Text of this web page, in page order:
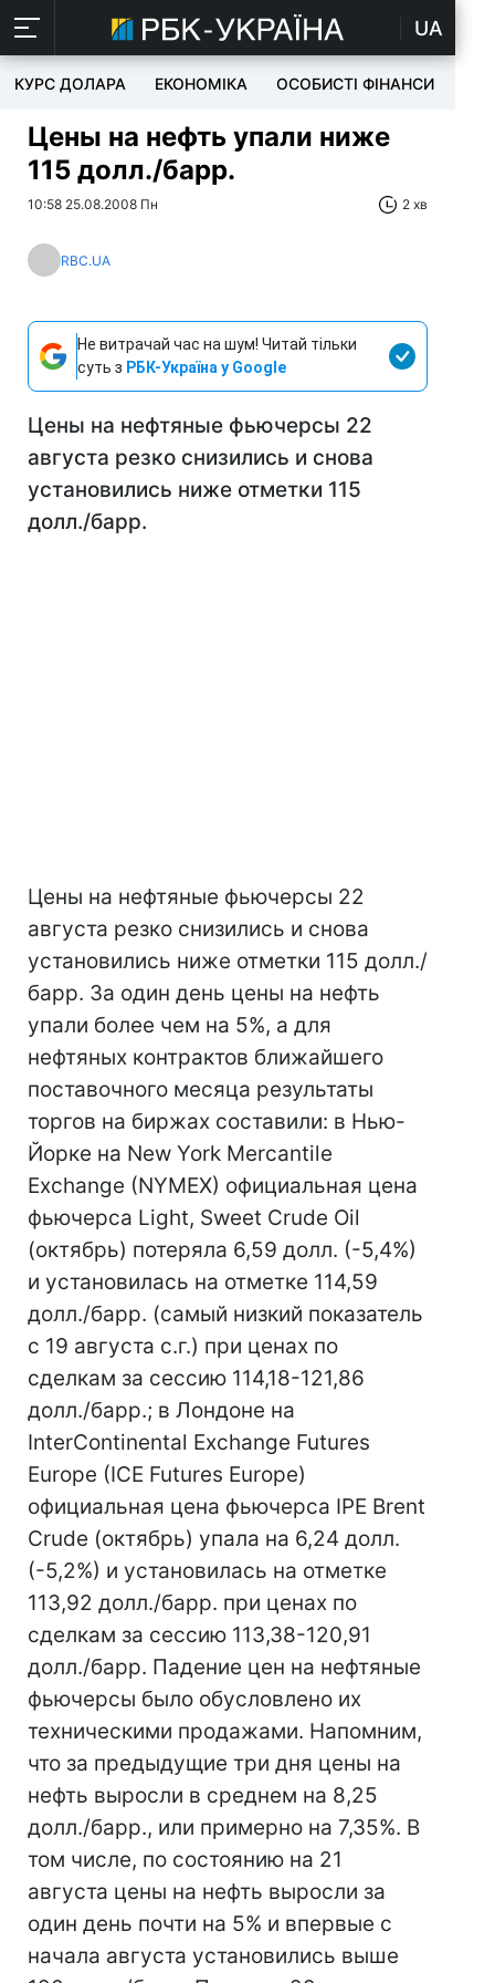
UA
КУРС ДОЛАРА ЕКОНОМІКА ОСОБИСТІ ФІНАНСИ
Цены на нефть упали ниже
115 долл./барр.
10:58 25.08.2008 Пн 2 хв
RBC.UA
Не витрачай час на шум! Читай тільки
суть з РБК-Україна у Google
Цены на нефтяные фьючерсы 22
августа резко снизились и снова
установились ниже отметки 115
долл./барр.
Цены на нефтяные фьючерсы 22
августа резко снизились и снова
установились ниже отметки 115 долл./
барр. За один день цены на нефть
упали более чем на 5%, а для
нефтяных контрактов ближайшего
поставочного месяца результаты
торгов на биржах составили: в Нью-
Йорке на New York Mercantile
Exchange (NYMEX) официальная цена
фьючерса Light, Sweet Crude Oil
(октябрь) потеряла 6,59 долл. (-5,4%)
и установилась на отметке 114,59
долл./барр. (самый низкий показатель
с 19 августа с.г.) при ценах по
сделкам за сессию 114,18-121,86
долл./барр.; в Лондоне на
InterContinental Exchange Futures
Europe (IСE Futures Europe)
официальная цена фьючерса IPE Brent
Crude (октябрь) упала на 6,24 долл.
(-5,2%) и установилась на отметке
113,92 долл./барр. при ценах по
сделкам за сессию 113,38-120,91
долл./барр. Падение цен на нефтяные
фьючерсы было обусловлено их
техническими продажами. Напомним,
что за предыдущие три дня цены на
нефть выросли в среднем на 8,25
долл./барр., или примерно на 7,35%. В
том числе, по состоянию на 21
августа цены на нефть выросли за
один день почти на 5% и впервые с
начала августа установились выше